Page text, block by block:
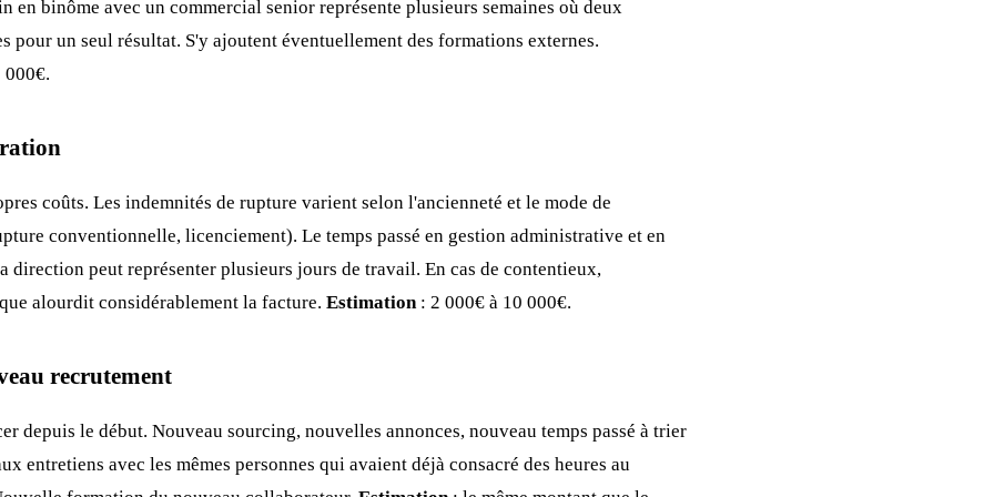
en binôme avec un commercial senior représente plusieurs semaines où deux
pour un seul résultat. S'y ajoutent éventuellement des formations externes.
coûts. Les indemnités de rupture varient selon l'ancienneté et le mode de
conventionnelle, licenciement). Le temps passé en gestion administrative et en
direction peut représenter plusieurs jours de travail. En cas de contentieux,
alourdit considérablement la facture. Estimation: 2 000€ à 10 000€.
recrutement
depuis le début. Nouveau sourcing, nouvelles annonces, nouveau temps passé à trier
entretiens avec les mêmes personnes qui avaient déjà consacré des heures au